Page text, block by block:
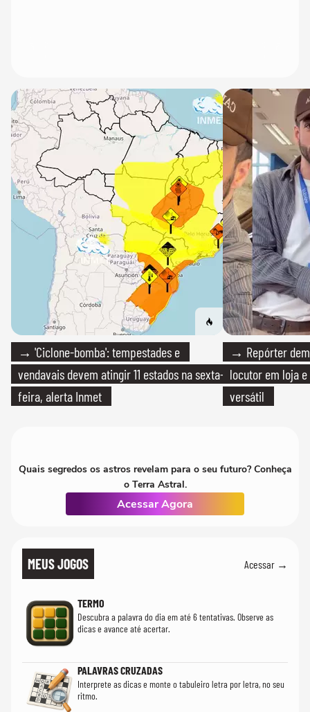
→ 'Ciclone-bomba': tempestades e
vendavais devem atingir 11 estados na sexta-
feira, alerta Inmet
→ Repórter
locutor em loja
versátil
Quais segredos os astros revelam para o seu futuro? Conheça
o Terra Astral.
Acessar Agora
MEUS JOGOS Acessar →
TERMO
Descubra a palavra do dia em até 6 tentativas. Observe as
dicas e avance até acertar.
PALAVRAS CRUZADAS
Interprete as dicas e monte o tabuleiro letra por letra, no seu
ritmo.